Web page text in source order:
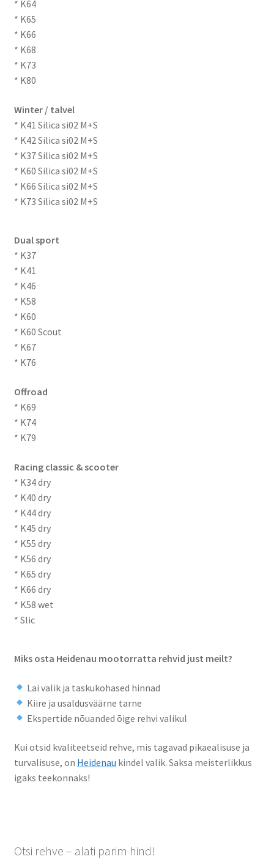
* K64
* K65
* K66
* K68
* K73
* K80
Winter / talvel
* K41 Silica si02 M+S
* K42 Silica si02 M+S
* K37 Silica si02 M+S
* K60 Silica si02 M+S
* K66 Silica si02 M+S
* K73 Silica si02 M+S
Dual sport
* K37
* K41
* K46
* K58
* K60
* K60 Scout
* K67
* K76
Offroad
* K69
* K74
* K79
Racing classic & scooter
* K34 dry
* K40 dry
* K44 dry
* K45 dry
* K55 dry
* K56 dry
* K65 dry
* K66 dry
* K58 wet
* Slic
Miks osta Heidenau mootorratta rehvid just meilt?
Lai valik ja taskukohased hinnad
Kiire ja usaldusväärne tarne
Ekspertide nõuanded õige rehvi valikul
Kui otsid kvaliteetseid rehve, mis tagavad pikaealisuse ja
turvalisuse, on Heidenau kindel valik. Saksa meisterlikkus
igaks teekonnaks!
Otsi rehve – alati parim hind!